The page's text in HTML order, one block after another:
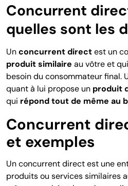
Concurrent
quelles sont les
Unconcurrent directest un
produit similaire au vôtre et
besoin du consommateur final.
quant à lui propose un produit
qui répond tout de même au
Concurrent
et exemples
Un concurrent direct est une
produits ou services similaires